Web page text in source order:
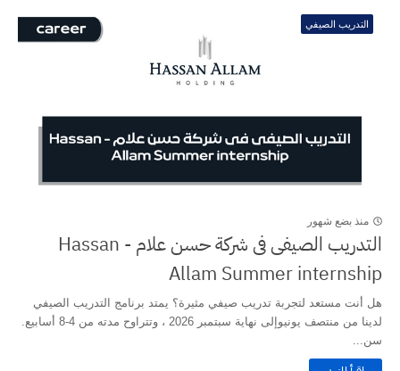
التدريب الصيفي
منذ بضع شهور
التدريب الصيفى فى شركة حسن علام - Hassan
Allam Summer internship
هل أنت مستعد لتجربة تدريب صيفي مثيرة؟ يمتد برنامج التدريب الصيفي
لدينا من منتصف يونيوإلى نهاية سبتمبر 2026 ، وتتراوح مدته من 4-8 أسابيع.
سن...